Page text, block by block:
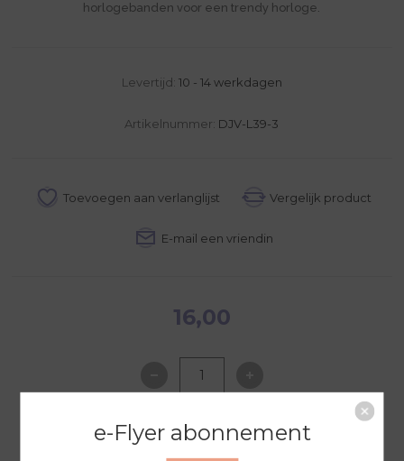
horlogebanden voor een trendy horloge.
Levertijd: 10 - 14 werkdagen
Artikelnummer: DJV-L39-3
16,00
NAAR WINKELWAGEN
e-Flyer abonnement